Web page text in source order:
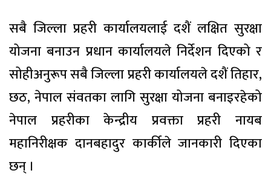
सबै जिल्ला प्रहरी कार्यालयलाई दशैं लक्षित सुरक्षा
योजना बनाउन प्रधान कार्यालयले निर्देशन दिएको र
सोहीअनुरूप सबै जिल्ला प्रहरी कार्यालयले दशैं तिहार,
छठ, नेपाल संवतका लागि सुरक्षा योजना बनाइरहेको
नेपाल प्रहरीका केन्द्रीय प्रवक्ता प्रहरी नायब
महानिरीक्षक दानबहादुर कार्कीले जानकारी दिएका
छन् ।